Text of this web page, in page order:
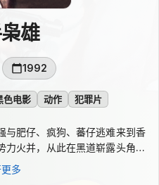
雄
1992
色电影 动作 犯罪片
与肥仔、疯狗、蕃仔逃难来到香
力火并，从此在黑道崭露头角。
，绍强也逐渐拥有地盘。一次偶
董哥和铁二爷的敌意；探长暗查
多